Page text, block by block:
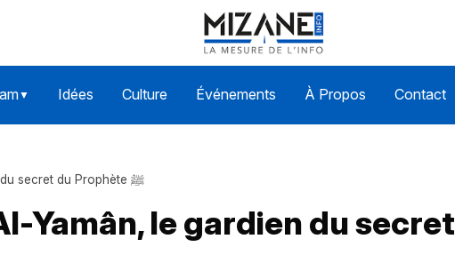
▼ Idées Culture Événements À Propos Contact
Hudhayfa Ibn Al-Yamân, le gardien du secret du Prophète ﷺ
Yamân, le gardien du secret